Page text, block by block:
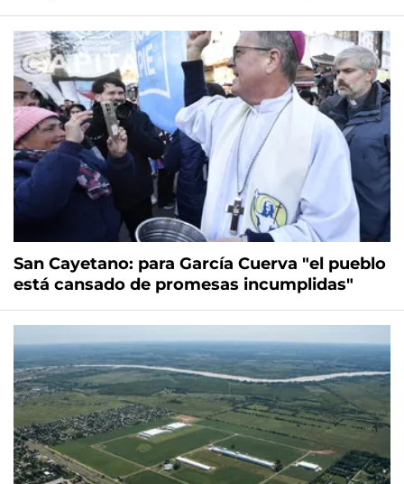
San Cayetano: para García Cuerva "el pueblo
está cansado de promesas incumplidas"